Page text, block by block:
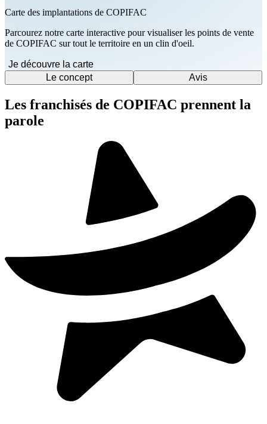
Carte des implantations de COPIFAC
Parcourez notre carte interactive pour visualiser les points de vente
de COPIFAC sur tout le territoire en un clin d'oeil.
Je découvre la carte
Le concept
Avis
Les franchisés de COPIFAC prennent la
parole